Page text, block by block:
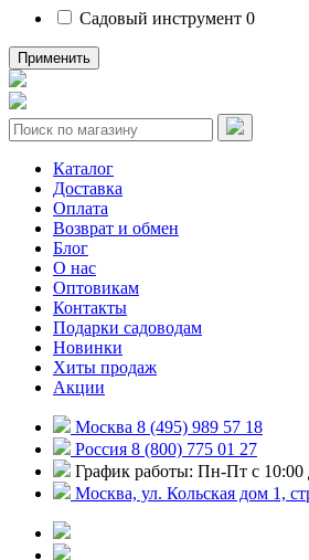
Садовый инструмент 0
Применить
Каталог
Доставка
Оплата
Возврат и обмен
Блог
О нас
Оптовикам
Контакты
Подарки садоводам
Новинки
Хиты продаж
Акции
Москва 8 (495) 989 57 18
Россия 8 (800) 775 01 27
График работы: Пн-Пт с 10:00
Москва, ул. Кольская дом 1,